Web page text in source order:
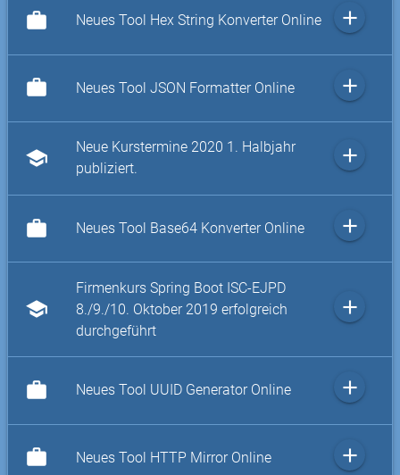
work Neues Tool Hex String Konverter Online add
work Neues Tool JSON Formatter Online add
school
Neue Kurstermine 2020 1. Halbjahr
publiziert.
add
work Neues Tool Base64 Konverter Online add
school
Firmenkurs Spring Boot ISC-EJPD
8./9./10. Oktober 2019 erfolgreich
durchgeführt
add
work Neues Tool UUID Generator Online add
work Neues Tool HTTP Mirror Online add